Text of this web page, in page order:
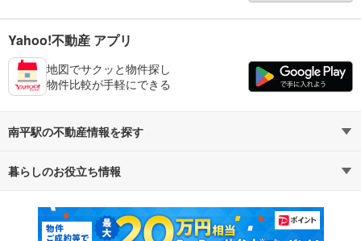
Yahoo!不動産 アプリ
地図でサクッと物件探し
物件比較が手軽にできる
南平駅の不動産情報を探す
不動産・住宅
新築マンション 中古マンション
暮らしのお役立ち情報
マンションカタログ 教えて！住まいの先生